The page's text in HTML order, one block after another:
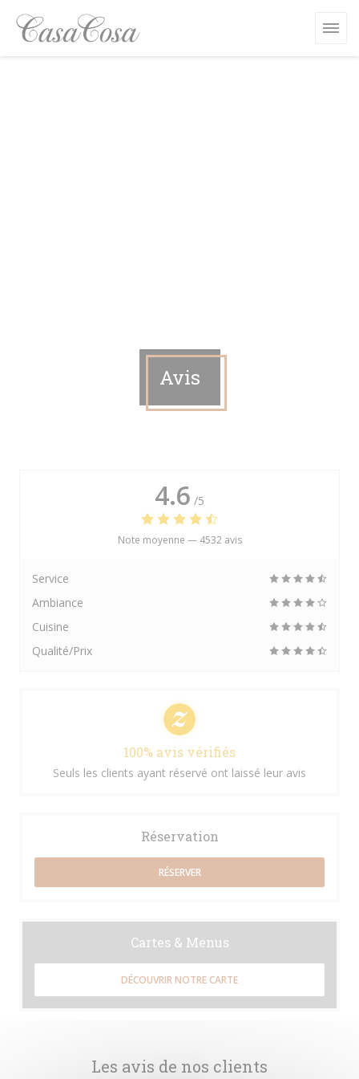
Avis
Les avis de nos clients
4.6 /5
Note moyenne — 4532 avis
Service
Ambiance
Cuisine
Qualité/Prix
100% avis vérifiés
Seuls les clients ayant réservé ont laissé leur avis
Réservation
RÉSERVER
Cartes & Menus
DÉCOUVRIR NOTRE CARTE